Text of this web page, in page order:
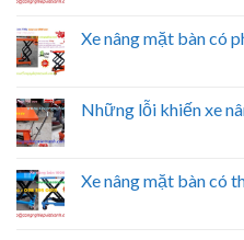
Xe nâng mặt bàn có
Những lỗi khiến xe
Xe nâng mặt bàn có